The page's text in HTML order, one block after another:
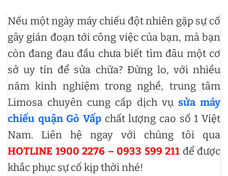
Nếu một ngày máy chiếu đột nhiên gặp sự cố
gây gián đoạn tới công việc của bạn, mà bạn
còn đang đau đầu chưa biết tìm đâu một cơ
sở uy tín để sửa chữa? Đừng lo, với nhiều
năm kinh nghiệm trong nghề, trung tâm
Limosa chuyên cung cấp dịch vụ sửa máy
chiếu quận Gò Vấp chất lượng cao số 1 Việt
Nam. Liên hệ ngay với chúng tôi qua
HOTLINE 1900 2276 – 0933 599 211 để được
khắc phục sự cố kịp thời nhé!